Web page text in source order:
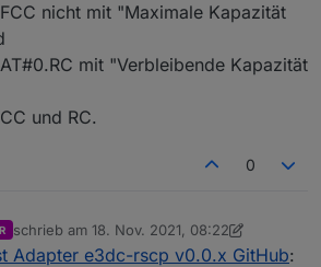
nicht mit "Maximale Kapazität
mit "Verbleibende Kapazität
und RC.
0
schrieb am 18. Nov. 2021, 08:22
zuletzt editiert von git-kick
Adapter e3dc-rscp v0.0.x GitHub: